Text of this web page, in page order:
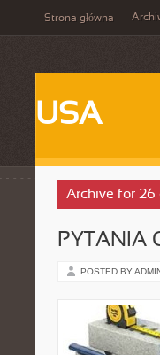
Strona główna
USA
Archive for 26
PYTANIA
POSTED BY